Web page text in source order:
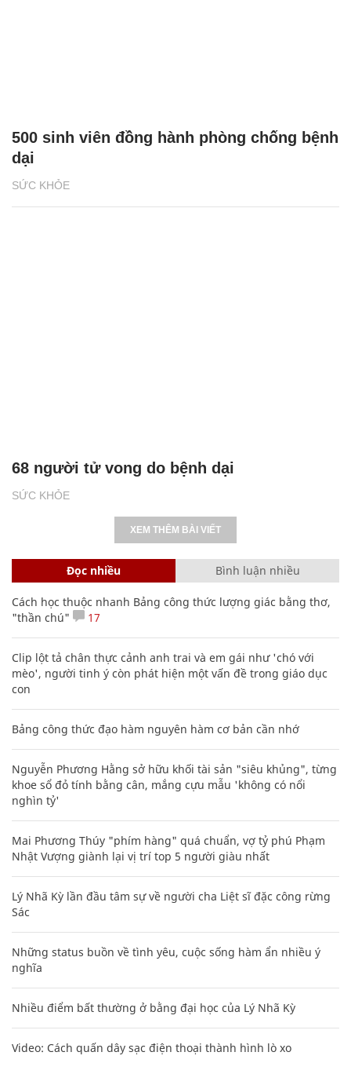
SỨC KHỎE
500 sinh viên đồng hành phòng chống bệnh
dại
SỨC KHỎE
68 người tử vong do bệnh dại
XEM THÊM BÀI VIẾT
Đọc nhiều Bình luận nhiều
Cách học thuộc nhanh Bảng công thức lượng giác bằng thơ,
"thần chú"
17
Clip lột tả chân thực cảnh anh trai và em gái như 'chó với
mèo', người tinh ý còn phát hiện một vấn đề trong giáo dục
con
Bảng công thức đạo hàm nguyên hàm cơ bản cần nhớ
Nguyễn Phương Hằng sở hữu khối tài sản "siêu khủng", từng
khoe sổ đỏ tính bằng cân, mắng cựu mẫu 'không có nổi
nghìn tỷ'
Mai Phương Thúy "phím hàng" quá chuẩn, vợ tỷ phú Phạm
Nhật Vượng giành lại vị trí top 5 người giàu nhất
Lý Nhã Kỳ lần đầu tâm sự về người cha Liệt sĩ đặc công rừng
Sác
Những status buồn về tình yêu, cuộc sống hàm ẩn nhiều ý
nghĩa
Nhiều điểm bất thường ở bằng đại học của Lý Nhã Kỳ
Video: Cách quấn dây sạc điện thoại thành hình lò xo